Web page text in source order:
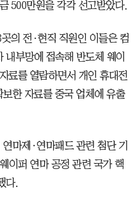
500만원을 각각 선고받았다.
의 전·현직 직원인 이들은 컴
부망에 접속해 반도체 웨이
료를 열람하면서 개인 휴대전
한 자료를 중국 업체에 유출
마제·연마패드 관련 첨단 기
이퍼 연마 공정 관련 국가 핵
다.